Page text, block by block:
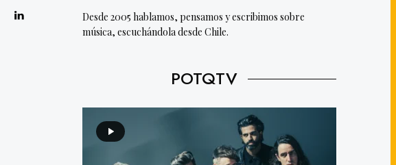
Desde 2005 hablamos, pensamos y escribimos sobre
música, escuchándola desde Chile.
POTQTV